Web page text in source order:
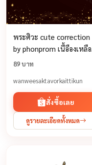
พระศิวะ cute correction
by phonprom เนื้อืองเหลือง
100% ขนาด 2*3 cm พระ
89 บาท
wanweesaktavorkaittikun
สั่งซื้อเลย
ดูรายละเอียดทั้งหมด